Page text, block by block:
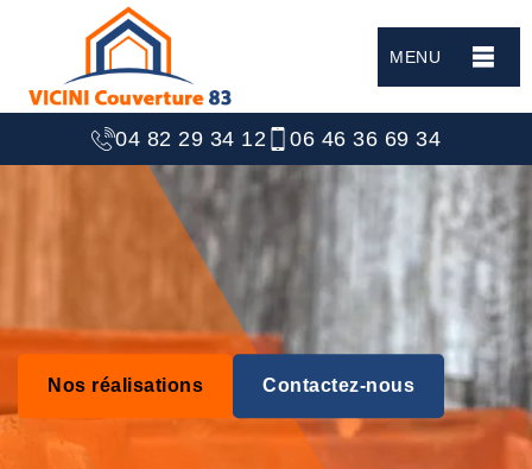
MENU
04 82 29 34 12 06 46 36 69 34
Nos réalisations Contactez-nous